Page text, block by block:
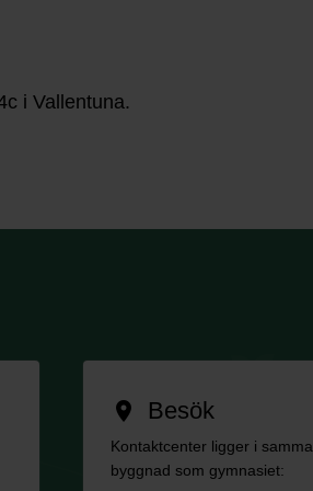
i Vallentuna.
location_on Besök
Kontaktcenter ligger i samma
byggnad som gymnasiet: